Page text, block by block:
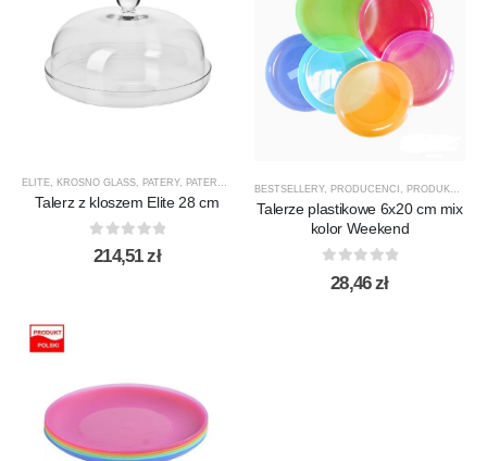
ELITE, KROSNO GLASS, PATERY, PATERY Z PRZYKRYCIEM ,PRODUCENCI ,PRODUKTY
Talerz z kloszem Elite 28 cm
0out of 5
214,51zł
BESTSELLERY, PRODUCENCI , PRODUKTY
Talerze plastikowe 6x20 cm mix
kolor Weekend
out of 5
28,46zł